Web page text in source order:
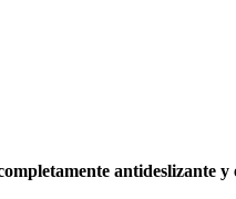
antideslizante